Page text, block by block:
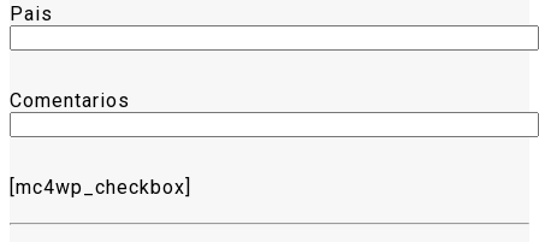
Pais
Comentarios
[mc4wp_checkbox]